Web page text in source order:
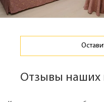
Отзывы наших